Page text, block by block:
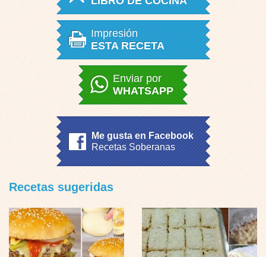
Impresión
ESTA RECETA
Enviar por
WHATSAPP
Me gusta en Facebook
Recetas Soberanas
Recetas sugeridas